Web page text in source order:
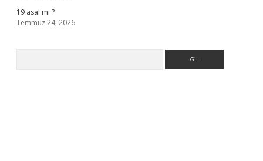
19 asal mı ?
Temmuz 24, 2026